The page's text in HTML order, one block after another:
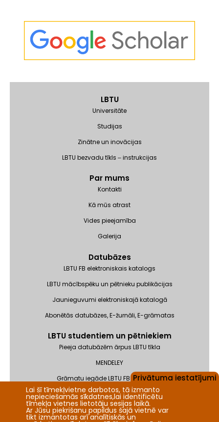
LBTU
Universitāte
Studijas
Zinātne un inovācijas
LBTU bezvadu tīkls ‒ instrukcijas
Par mums
Kontakti
Kā mūs atrast
Vides pieejamība
Galerija
Datubāzes
LBTU FB elektroniskais katalogs
LBTU mācībspēku un pētnieku publikācijas
Jaunieguvumi elektroniskajā katalogā
Abonētās datubāzes, E-žurnāli, E-grāmatas
LBTU studentiem un pētniekiem
Pieeja datubāzēm ārpus LBTU tīkla
MENDELEY
Grāmatu iegāde LBTU FB krājumam
Pieteikums ISBN/ISSN saņemšanai
Privātuma iestatījumi
Lai šī tīmekļvietne darbotos, tā izmanto
nepieciešamās sīkdatnes,lai identificētu
tīmekļa vietnes lietotāju sesijas laikā.
Ar Jūsu piekrišanu papildus šajā vietnē var
tikt izmantotas arī analītiskās un